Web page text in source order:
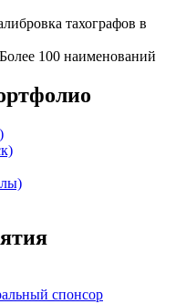
тахографов в
Более 100 наименований
спонсор